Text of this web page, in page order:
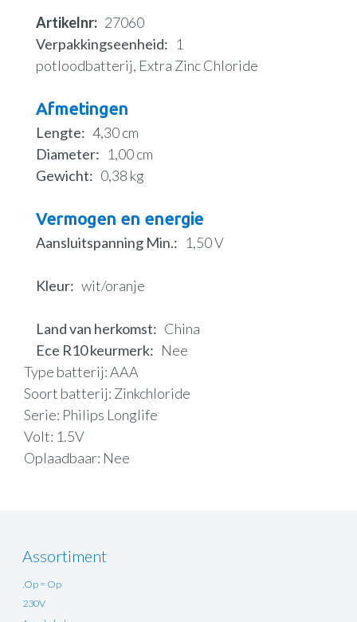
Artikelnr
27060
Verpakkingseenheid
1
potloodbatterij, Extra Zinc Chloride
Afmetingen
Lengte
4,30 cm
Diameter
1,00 cm
Gewicht
0,38 kg
Vermogen en energie
Aansluitspanning Min. 1,50 V
Kleur wit/oranje
Land van herkomst
China
Ece R10 keurmerk
Nee
Type batterij: AAA
Soort batterij: Zinkchloride
Serie: Philips Longlife
Volt: 1.5V
Oplaadbaar: Nee
Assortiment
.Op = Op
230V